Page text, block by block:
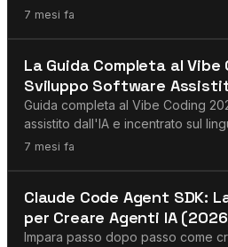
validare e distribuire
7 mesi fa
Agenti AI
La Guida Completa al
Sviluppo Software
Guida completa al Vibe Coding
assistito dall'IA e incentrato sul
Claude Code, Cursor, Replit Agent
7 mesi fa
MCP
Claude Code Agent SDK:
per Creare Agenti IA
Impara passo dopo passo come